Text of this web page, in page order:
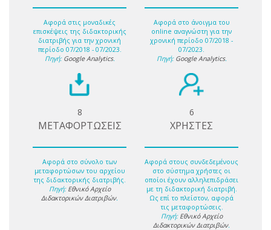
Αφορά στις μοναδικές
επισκέψεις της διδακτορικής
διατριβής για την χρονική
περίοδο 07/2018 - 07/2023.
Πηγή: Google Analytics.
Αφορά στο άνοιγμα του
online αναγνώστη για την
χρονική περίοδο 07/2018 -
07/2023.
Πηγή: Google Analytics.
8
ΜΕΤΑΦΟΡΤΩΣΕΙΣ
Αφορά στο σύνολο των
μεταφορτώσων του αρχείου
της διδακτορικής διατριβής.
Πηγή: Εθνικό Αρχείο
Διδακτορικών Διατριβών.
6
ΧΡΗΣΤΕΣ
Αφορά στους συνδεδεμένους
στο σύστημα χρήστες οι
οποίοι έχουν αλληλεπιδράσει
με τη διδακτορική διατριβή.
Ως επί το πλείστον, αφορά
τις μεταφορτώσεις.
Πηγή: Εθνικό Αρχείο
Διδακτορικών Διατριβών.